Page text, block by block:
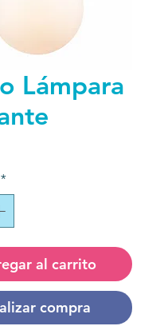
Lámpara
*
al carrito
compra